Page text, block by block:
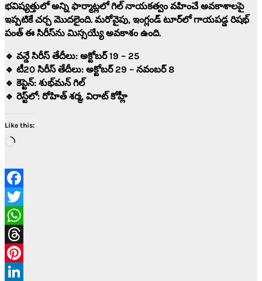
భవిష్యత్తులో అన్ని ఫార్మాట్లలో గిల్ నాయకత్వం వహించే అవకాశాలపై
ఇప్పటికే చర్చ మొదలైంది. మరోవైపు, ఇంగ్లండ్ టూర్‌లో గాయపడ్డ రిషభ్
పంత్ఈ సిరీస్‌ను మిస్సయ్యే అవకాశం ఉంది.
🔹 వన్డే సిరీస్ తేదీలు: అక్టోబర్ 19 – 25
🔹 టీ20 సిరీస్ తేదీలు: అక్టోబర్ 29 – నవంబర్ 8
🔹 కెప్టెన్: శుభ్‌మన్ గిల్
🔹 రెస్ట్‌లో: రోహిత్ శర్మ, విరాట్ కోహ్లీ
Like this:
Loading…
Facebook
Twitter
WhatsApp
Threads
Pinterest